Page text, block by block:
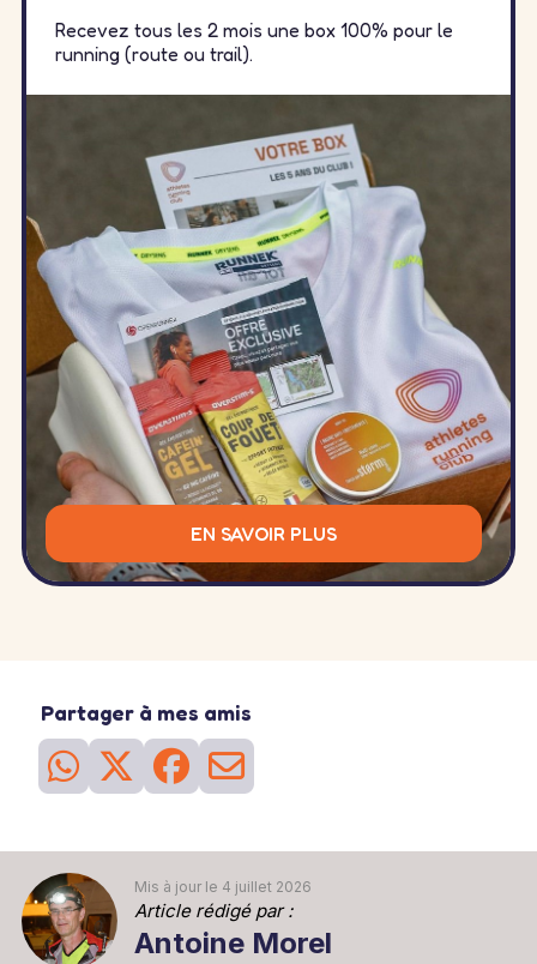
Recevez tous les 2 mois une box 100% pour le
running (route ou trail).
EN SAVOIR PLUS
Partager à mes amis
Mis à jour le 4 juillet 2026
Article rédigé par :
Antoine Morel